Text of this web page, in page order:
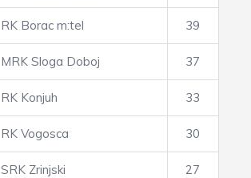
RK Borac m:tel 39
MRK Sloga Doboj 37
RK Konjuh 33
RK Vogosca 30
SRK Zrinjski 27